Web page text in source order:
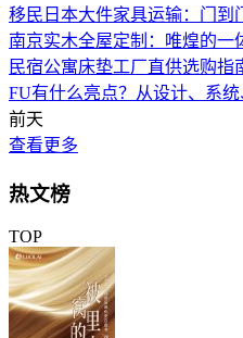
移民日本大件家具运输：门到
南京实木全屋定制：唯煌的一
民宿公寓床垫工厂直供选购指
FU有什么亮点？从设计、系
前天
查看更多
热文榜
TOP